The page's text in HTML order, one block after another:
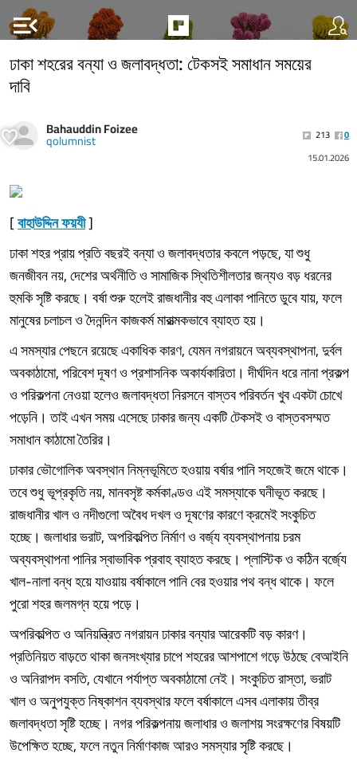
menu_open
ঢাকা শহরের বন্যা ও জলাবদ্ধতা: টেকসই সমাধান সময়ের
দাবি
Bahauddin Foizee
qolumnist 213
0
15.01.2026
[বাহাউদ্দিন ফয়যী]
ঢাকা শহর প্রায় প্রতি বছরই বন্যা ও জলাবদ্ধতার কবলে পড়ছে, যা শুধু
জনজীবন নয়, দেশের অর্থনীতি ও সামাজিক স্থিতিশীলতার জন্যও বড় ধরনের
হুমকি সৃষ্টি করছে। বর্ষা শুরু হলেই রাজধানীর বহু এলাকা পানিতে ডুবে যায়, ফলে
মানুষের চলাচল ও দৈনন্দিন কাজকর্ম মারাত্মকভাবে ব্যাহত হয়।
এ সমস্যার পেছনে রয়েছে একাধিক কারণ, যেমন নগরায়নে অব্যবস্থাপনা, দুর্বল
অবকাঠামো, পরিবেশ দূষণ ও প্রশাসনিক অকার্যকারিতা। দীর্ঘদিন ধরে নানা প্রকল্প
ও পরিকল্পনা নেওয়া হলেও জলাবদ্ধতা নিরসনে বাস্তব পরিবর্তন খুব একটা চোখে
পড়েনি। তাই এখন সময় এসেছে ঢাকার জন্য একটি টেকসই ও বাস্তবসম্মত
সমাধান কাঠামো তৈরির।
ঢাকার ভৌগোলিক অবস্থান নিম্নভূমিতে হওয়ায় বর্ষার পানি সহজেই জমে থাকে।
তবে শুধু ভূপ্রকৃতি নয়, মানবসৃষ্ট কর্মকাণ্ডও এই সমস্যাকে ঘনীভূত করছে।
রাজধানীর খাল ও নদীগুলো অবৈধ দখল ও দূষণের কারণে ক্রমেই সংকুচিত
হচ্ছে। জলাধার ভরাট, অপরিকল্পিত নির্মাণ ও বর্জ্য ব্যবস্থাপনায় চরম
অব্যবস্থাপনা পানির স্বাভাবিক প্রবাহ ব্যাহত করছে। প্লাস্টিক ও কঠিন বর্জ্যে
খাল-নালা বন্ধ হয়ে যাওয়ায় বর্ষাকালে পানি বের হওয়ার পথ বন্ধ থাকে। ফলে
পুরো শহর জলমগ্ন হয়ে পড়ে।
অপরিকল্পিত ও অনিয়ন্ত্রিত নগরায়ন ঢাকার বন্যার আরেকটি বড় কারণ।
প্রতিনিয়ত বাড়তে থাকা জনসংখ্যার চাপে শহরের আশপাশে গড়ে উঠছে বেআইনি
ও অনিরাপদ বসতি, যেখানে পর্যাপ্ত অবকাঠামো নেই। সংকুচিত রাস্তা, ভরাট
খাল ও অনুপযুক্ত নিষ্কাশন ব্যবস্থার ফলে বর্ষাকালে এসব এলাকায় তীব্র
জলাবদ্ধতা সৃষ্টি হচ্ছে। নগর পরিকল্পনায় জলাধার ও জলাশয় সংরক্ষণের বিষয়টি
উপেক্ষিত হচ্ছে, ফলে নতুন নির্মাণকাজ আরও সমস্যার সৃষ্টি করছে।